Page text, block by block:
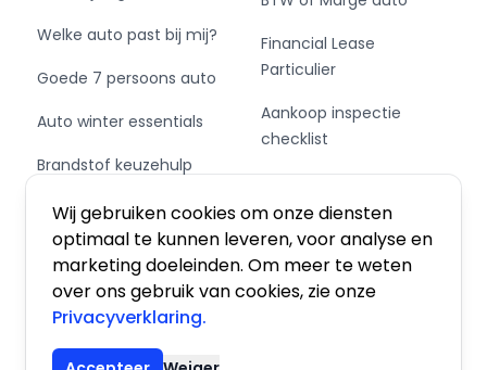
Wij gebruiken cookies om onze diensten
optimaal te kunnen leveren, voor analyse en
marketing doeleinden. Om meer te weten
over ons gebruik van cookies, zie onze
Privacyverklaring.
(wij werken graag op afspraak om zo voldoende
tijd voor u te kunnen nemen)
Team van Wees
Opties en accessoires:
Comfort
- Boordcomputer
Welke auto past bij mij?
Goede 7 persoons auto
Auto winter essentials
Brandstof keuzehulp
Schakel of automaat?
Financial Lease
Particulier
Aankoop inspectie
checklist
Private Leasen,
Financieren of Kopen?